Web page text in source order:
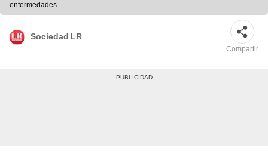
enfermedades.
Sociedad LR
Compartir